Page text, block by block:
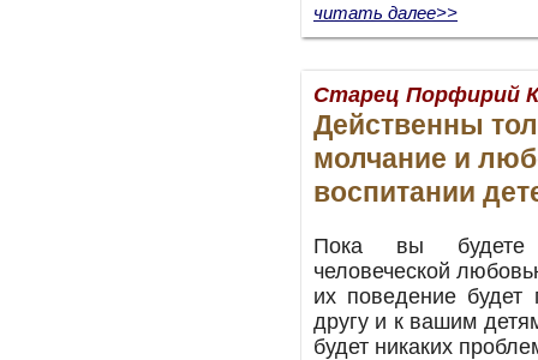
читать далее>>
Старец Порфирий
Действенны
молчание и
воспитании
Пока вы будете
человеческой
их поведение
другу и к вашим
будет никаких